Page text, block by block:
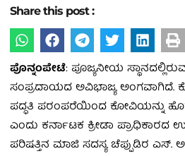
Share this post :
ಪೊನ್ನಂಪೇಟೆ: ಪೂಜ್ಯನೀಯ
ಸಂಪ್ರದಾಯದ ಅವಿಭಾಜ್ಯ ಅಂಗವಾಗಿದೆ.
ಪದ್ಧತಿ ಪರಂಪರೆಯಿಂದ ಕೋವಿಯನ್ನು
ಎಂದು ಕರ್ನಾಟಕ ಕ್ರೀಡಾ ಪ್ರಾಧಿಕಾರದ
ಪರಿಷತ್ತಿನ ಮಾಜಿ ಸದಸ್ಯ ಚೆಪ್ಪುಡಿರ ಎಸ್.